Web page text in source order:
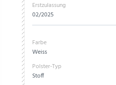
Erstzulassung
02/2025
Farbe
Weiss
Polster-Typ
Stoff